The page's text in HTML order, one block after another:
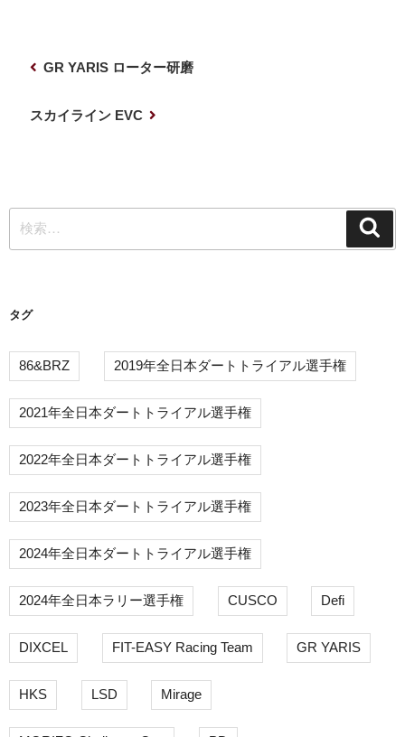
シ
ョ
GR YARIS ローター研磨
スカイライン EVC
索:
タグ
86&BRZ 2019年全日本ダートトライアル選手権
2021年全日本ダートトライアル選手権
2022年全日本ダートトライアル選手権
2023年全日本ダートトライアル選手権
2024年全日本ダートトライアル選手権
2024年全日本ラリー選手権 CUSCO Defi
DIXCEL FIT-EASY Racing Team GR YARIS
HKS LSD Mirage